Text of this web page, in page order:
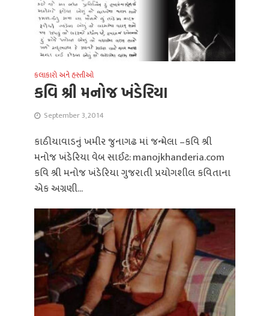
કલાકારો અને હસ્તીઓ
કવિ શ્રી મનોજ ખંડેરિયા
September 3, 2014
કાઠીયાવાડનું ખમીર જુનાગઢ માં જન્મેલા –કવિ શ્રી
મનોજ ખંડેરિયા વેબ સાઈટ: manojkhanderia.com
કવિ શ્રી મનોજ ખંડેરિયા ગુજરાતી પ્રયોગશીલ કવિતાના
એક અગ્રણી...